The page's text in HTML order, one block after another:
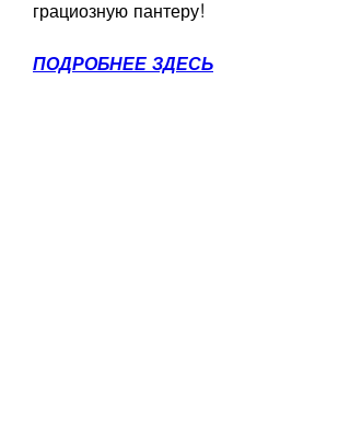
грациозную пантеру!
ПОДРОБНЕЕ ЗДЕСЬ